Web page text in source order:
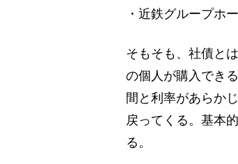
・近鉄グループホ
そもそも、社債と
の個人が購入でき
間と利率があらか
戻ってくる。基本
る。